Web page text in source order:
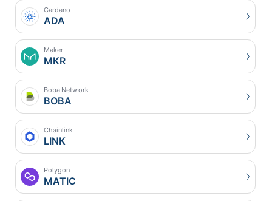
Cardano
ADA
Maker
MKR
Boba Network
BOBA
Chainlink
LINK
Polygon
MATIC